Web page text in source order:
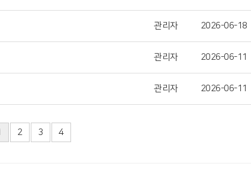
관리자 2026-06-18
관리자 2026-06-11
관리자 2026-06-11
2 3 4